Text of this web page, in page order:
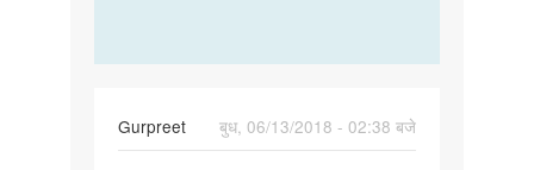
Gurpreet
बुध, 06/13/2018 - 02:38 बजे